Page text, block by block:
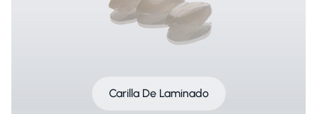
Carilla De Laminado